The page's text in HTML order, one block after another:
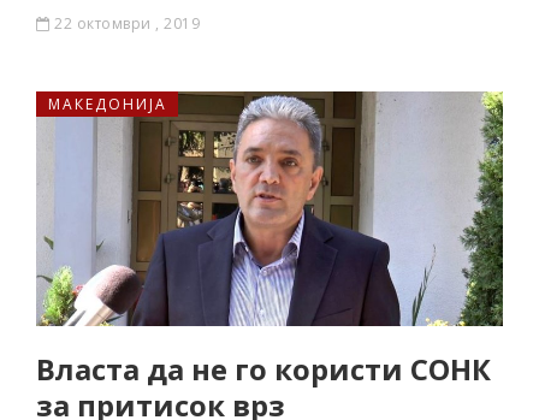
22 октомври , 2019
МАКЕДОНИЈА
Власта да не го користи СОНК
за притисок врз